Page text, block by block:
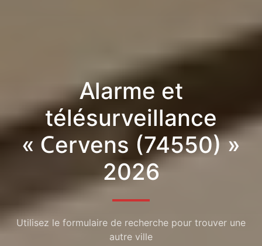
Alarme et
télésurveillance
« Cervens (74550) »
2026
Utilisez le formulaire de recherche pour trouver une
autre ville